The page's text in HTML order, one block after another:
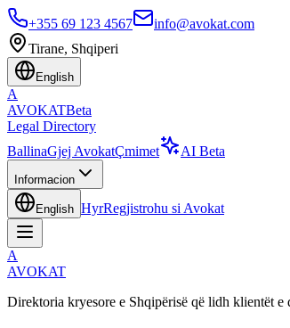
+355 69 123 4567
info@avokat.com
Tirane, Shqiperi
English
A
AVOKATBeta
Legal Directory
BallinaGjej AvokatÇmimet AI Beta
Informacion
English HyrRegjistrohu si Avokat
A
AVOKAT
Direktoria kryesore e Shqipërisë që lidh klientët